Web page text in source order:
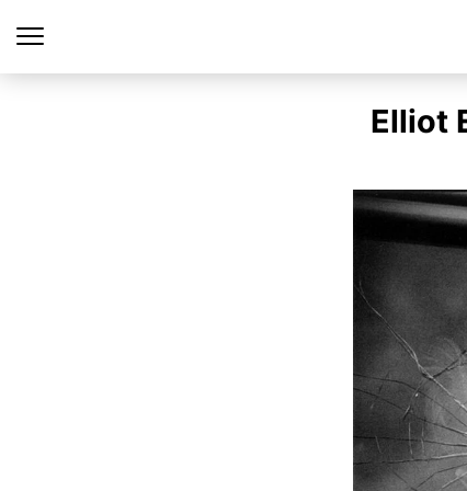
Elliot